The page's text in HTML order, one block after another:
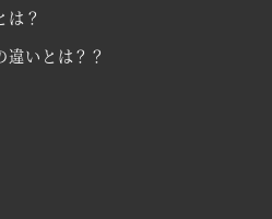
は？
違いとは？？